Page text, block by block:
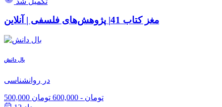
مغز کتاب 41| پژوهش‌های فلسفی | آنلاین
بال دانش
در روانشناسی
500,000 تومان - 600,000 تومان